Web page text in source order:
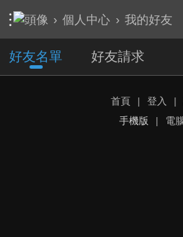
› 個人中心 › 我的好友
好友名單 好友請求
首頁 | 登入 |
手機版
| 電